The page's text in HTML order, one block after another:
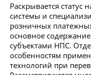
Раскрывается
системы и
розничных
основное
субъектами НПС.
особенностям
технологий при